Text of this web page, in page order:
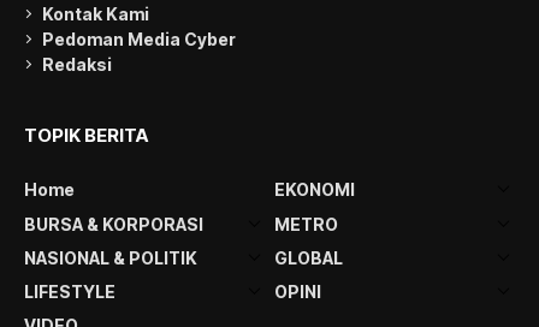
Kontak Kami
Pedoman Media Cyber
Redaksi
TOPIK BERITA
Home
EKONOMI
BURSA & KORPORASI
METRO
NASIONAL & POLITIK
GLOBAL
LIFESTYLE
OPINI